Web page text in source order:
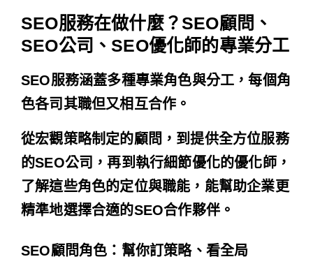
SEO服務在做什麼？SEO顧問、
SEO公司、SEO優化師的專業分工
SEO服務涵蓋多種專業角色與分工，每個角
色各司其職但又相互合作。
從宏觀策略制定的顧問，到提供全方位服務
的SEO公司，再到執行細節優化的優化師，
了解這些角色的定位與職能，能幫助企業更
精準地選擇合適的SEO合作夥伴。
SEO顧問角色：幫你訂策略、看全局